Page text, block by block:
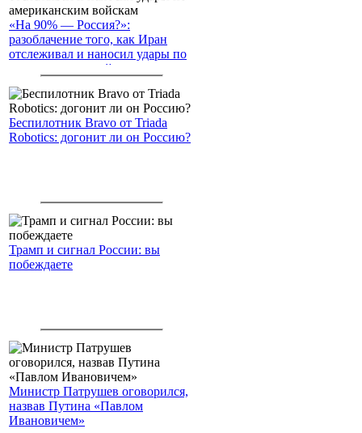
«На 90% — Россия?»:
разоблачение того, как Иран
отслеживал и наносил удары по
американским войскам
Беспилотник Bravo от Triada
Robotics: догонит ли он Россию?
Трамп и сигнал России: вы
побеждаете
Министр Патрушев оговорился,
назвав Путина «Павлом
Ивановичем»